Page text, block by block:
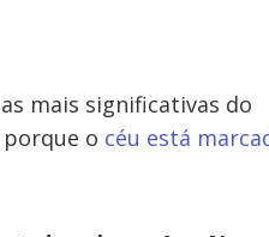
mais significativas do
o céu está